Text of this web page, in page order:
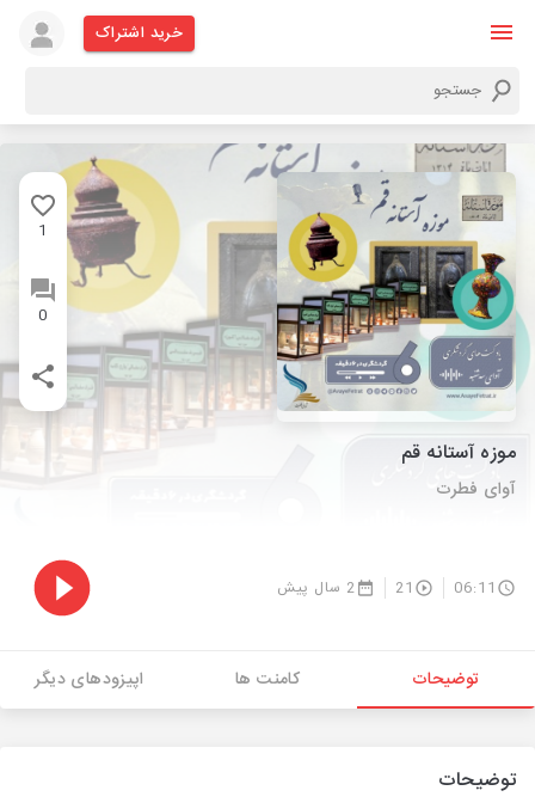
خرید اشتراک
1
0
موزه آستانه قم
آوای فطرت
06:11
21 2 سال پیش
توضیحات کامنت ها اپیزودهای دیگر
توضیحات